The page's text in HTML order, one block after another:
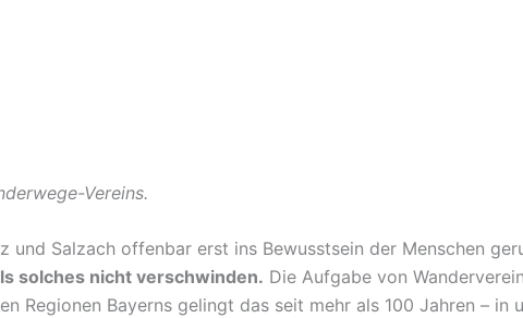
Vereins.
Salzach offenbar erst ins Bewusstsein der Menschen
solches nicht verschwinden. Die Aufgabe von
Regionen Bayerns gelingt das seit mehr als 100 Jahren – in